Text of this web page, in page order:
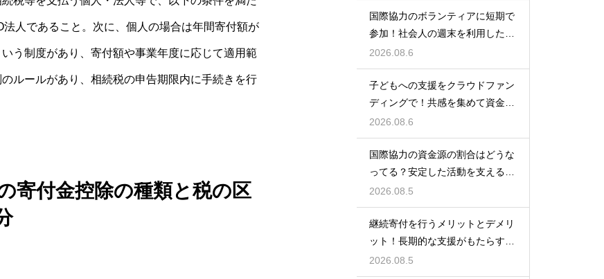
人であること。次に、個人の場合は年間寄付額が
う制度があり、寄付額や事業年度に応じて適用範
ルールがあり、相続税の申告期限内に手続きを行
寄付金控除の種類と税の区
国際協力のボランティアに短期で
参加！社会人の週末を利用した社
会貢献
2026.08.6
子どもへの支援をクラウドファン
ディングで！共感を集めて資金を
調達する
2026.08.6
国際協力の資金源の割合はどうな
ってる？安定した活動を支えるお
金の裏側
2026.08.5
継続寄付を行うメリットとデメリ
ット！長期的な支援がもたらす影
響を徹底解説
2026.08.5